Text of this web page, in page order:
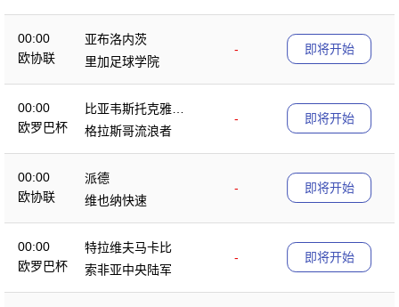
00:00
欧协联
亚布洛内茨
-
里加足球学院
即将开始
00:00
欧罗巴杯
比亚韦斯托克雅盖
隆
-
格拉斯哥流浪者
即将开始
00:00
欧协联
派德
-
维也纳快速
即将开始
00:00
欧罗巴杯
特拉维夫马卡比
-
索非亚中央陆军
即将开始